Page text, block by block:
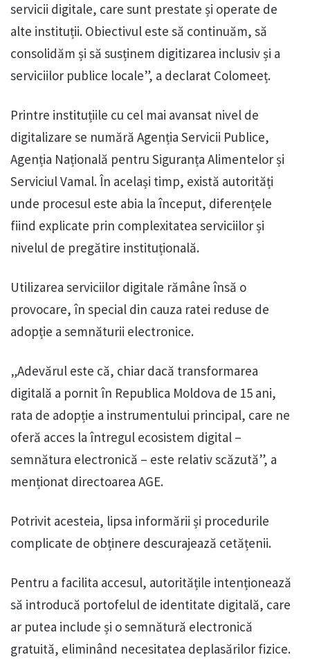
servicii digitale, care sunt prestate și operate de
alte instituții. Obiectivul este să continuăm, să
consolidăm și să susținem digitizarea inclusiv și a
serviciilor publice locale”, a declarat Colomeeț.
Printre instituțiile cu cel mai avansat nivel de
digitalizare se numără Agenția Servicii Publice,
Agenția Națională pentru Siguranța Alimentelor și
Serviciul Vamal. În același timp, există autorități
unde procesul este abia la început, diferențele
fiind explicate prin complexitatea serviciilor și
nivelul de pregătire instituțională.
Utilizarea serviciilor digitale rămâne însă o
provocare, în special din cauza ratei reduse de
adopție a semnăturii electronice.
„Adevărul este că, chiar dacă transformarea
digitală a pornit în Republica Moldova de 15 ani,
rata de adopție a instrumentului principal, care ne
oferă acces la întregul ecosistem digital –
semnătura electronică – este relativ scăzută”, a
menționat directoarea AGE.
Potrivit acesteia, lipsa informării și procedurile
complicate de obținere descurajează cetățenii.
Pentru a facilita accesul, autoritățile intenționează
să introducă portofelul de identitate digitală, care
ar putea include și o semnătură electronică
gratuită, eliminând necesitatea deplasărilor fizice.